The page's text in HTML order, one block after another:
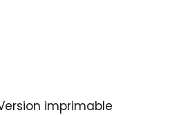
imprimable